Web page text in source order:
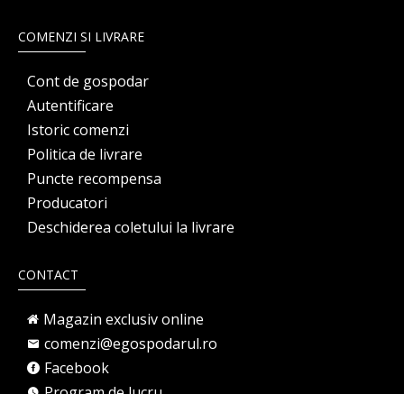
COMENZI SI LIVRARE
Cont de gospodar
Autentificare
Istoric comenzi
Politica de livrare
Puncte recompensa
Producatori
Deschiderea coletului la livrare
CONTACT
Magazin exclusiv online
comenzi@egospodarul.ro
Facebook